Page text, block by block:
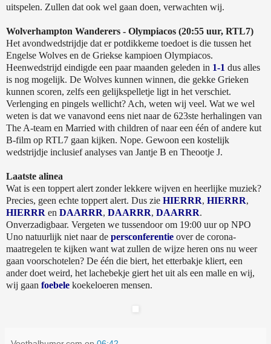
uitspelen. Zullen dat ook wel gaan doen, verwachten wij.
Wolverhampton Wanderers - Olympiacos (20:55 uur, RTL7)
Het avondwedstrijdje dat er potdikkeme toedoet is die tussen het
Engelse Wolves en de Griekse kampioen Olympiacos.
Heenwedstrijd eindigde een paar maanden geleden in 1-1 dus alles
is nog mogelijk. De Wolves kunnen winnen, die gekke Grieken
kunnen scoren, zelfs een gelijkspelletje ligt in het verschiet.
Verlenging en pingels wellicht? Ach, weten wij veel. Wat we wel
weten is dat we vanavond eens niet naar de 623ste herhalingen van
The A-team en Married with children of naar een één of andere kut
B-film op RTL7 gaan kijken. Nope. Gewoon een kostelijk
wedstrijdje inclusief analyses van Jantje B en Theootje J.
Laatste alinea
Wat is een toppert alert zonder lekkere wijven en heerlijke muziek?
Precies, geen echte toppert alert. Dus zie HIERRR, HIERRR,
HIERRR en DAARRR, DAARRR, DAARRR.
Onverzadigbaar. Vergeten we tussendoor om 19:00 uur op NPO
Uno natuurlijk niet naar de persconferentie over de corona-
maatregelen te kijken want wat zullen de wijze heren ons nu weer
gaan voorschotelen? De één die biert, het etterbakje kliert, een
ander doet weird, het lachebekje giert het uit als een malle en wij,
wij gaan foebele koekeloeren mensen.